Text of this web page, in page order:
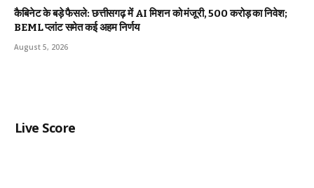
कैबिनेट के बड़े फैसले: छत्तीसगढ़ में AI मिशन को मंजूरी, 500 करोड़ का निवेश;
BEML प्लांट समेत कई अहम निर्णय
August 5, 2026
Live Score